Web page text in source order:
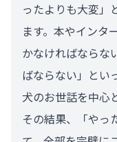
ったよりも大変」
ます。本やインタ
かなければならな
ばならない」とい
犬のお世話を中心
その結果、「やっ